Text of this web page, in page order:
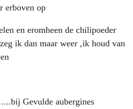
erboven op
en eromheen de chilipoeder
ik dan maar weer ,ik houd van
Gevulde aubergines